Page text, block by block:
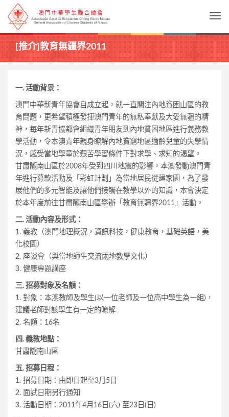
[推介]教育無疆界2011
一. 活動背景：
澳門中華新青年協會自成立起，就一直關注內地貧困山區的教
育問題，更希望積極發揮澳門青年的無私奉獻及大愛無疆的精
神，每年新青協都會組織青年朋友到內地貧困地區進行義務教
學活動，令本澳青年親身瞭解內地貧窮地區適齡兒童的失學情
況，感受當地學童於艱苦學習條件下對求學、求知的渴望。
甘肅隴南山區於2008年受到四川地震的影響，本澳發動澳門青
年進行募款活動及「彩虹計劃」為當地居民從建家園，為了發
展他們的多元智能及讓他們接觸在教學以外的知識，本會決定
於本年度前往甘肅隴南山區舉辦「教育無疆界2011」活動。
二. 活動內容及形式：
1. 義教（澳門地理概況，資訊科技，健康教育，基礎英語，美
化校園）
2. 座談會（與當地師生交流兩地教學文化）
3. 健康專題講座
三. 招募對象及名額：
1. 對象：本澳教師及學生(以一位老師及一位高中學生為一組)，
建議老師對該學生有一定的瞭解
2. 名額：16名
四. 義教地點：
甘肅隴南山區
五. 招募日程：
1. 招募日期：由即日起至3月5日
2. 面試日期另行通知
3. 活動日期：2011年4月16日(六) 至23日(日)